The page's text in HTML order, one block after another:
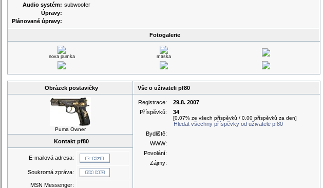
Audio systém: subwoofer
Úpravy:
Plánované úpravy:
Fotogalerie
nova pumka maska
Obrázek postavičky Vše o uživateli pf80
Puma Owner
Registrace:
29.8. 2007
Příspěvků:
34
[0.07% ze všech příspěvků / 0.00 příspěvků za den]
Hledat všechny příspěvky od uživatele pf80
Bydliště:
WWW:
Povolání:
Zájmy:
Kontakt pf80
E-mailová adresa:
Soukromá zpráva:
MSN Messenger: